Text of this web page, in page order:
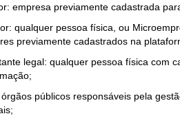
empresa previamente cadastrada
qualquer pessoa física, ou
previamente cadastrados na
legal: qualquer pessoa física com
públicos responsáveis pela